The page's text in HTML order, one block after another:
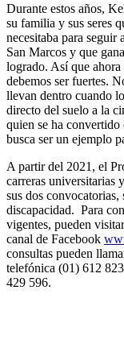
Durante estos años,
su familia y sus seres
necesitaba para seguir
San Marcos y que
logrado. Así que ahora
debemos ser fuertes.
llevan dentro cuando
directo del suelo a la
quien se ha
busca ser un ejemplo
A partir del 2021, el
carreras universitarias
sus dos
discapacidad. Para
vigentes, pueden
canal de Facebook
consultas pueden
telefónica (01) 612
429 596.